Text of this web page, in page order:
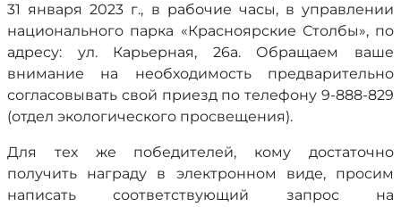
31 января 2023 г., в рабочие часы, в управлении
национального парка «Красноярские Столбы», по
адресу: ул. Карьерная, 26а. Обращаем ваше
внимание на необходимость предварительно
согласовывать свой приезд по телефону 9-888-829
(отдел экологического просвещения).
Для тех же победителей, кому достаточно
получить награду в электронном виде, просим
написать соответствующий запрос на